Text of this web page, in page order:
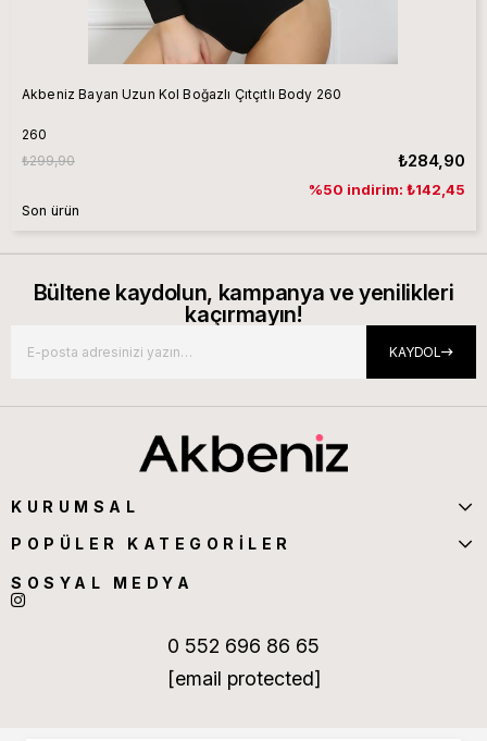
Akbeniz Bayan Uzun Kol Boğazlı Çıtçıtlı Body 260
260
₺284,90
₺299,90
%50 indirim: ₺142,45
Son ürün
Bültene kaydolun, kampanya ve yenilikleri
kaçırmayın!
KAYDOL
KURUMSAL
POPÜLER KATEGORİLER
SOSYAL MEDYA
0 552 696 86 65
[email protected]